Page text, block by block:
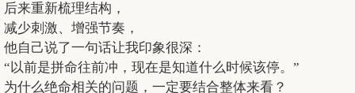
后来重新梳理结构，
减少刺激、增强节奏，
他自己说了一句话让我印象很深：
“以前是拼命往前冲，现在是知道什么时候该停。”
为什么绝命相关的问题，一定要结合整体来看？